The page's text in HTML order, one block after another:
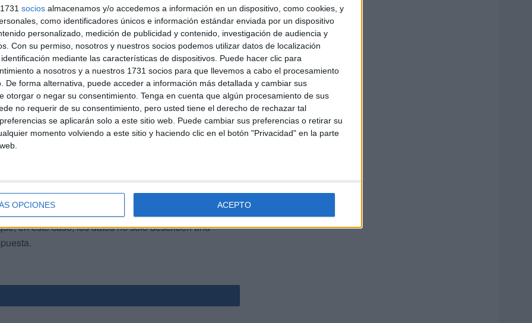
socios almacenamos y/o accedemos a información en un dispositivo, como cookies, y
como identificadores únicos e información estándar enviada por un dispositivo
personalizado, medición de publicidad y contenido, investigación de audiencia y
Con su permiso, nosotros y nuestros socios podemos utilizar datos de localización
mediante las características de dispositivos. Puede hacer clic para
a nosotros y a nuestros 1731 socios para que llevemos a cabo el procesamiento
De forma alternativa, puede acceder a información más detallada y cambiar sus
otorgar o negar su consentimiento. Tenga en cuenta que algún procesamiento de sus
no requerir de su consentimiento, pero usted tiene el derecho de rechazar tal
se aplicarán solo a este sitio web. Puede cambiar sus preferencias o retirar su
momento volviendo a este sitio y haciendo clic en el botón "Privacidad" en la parte
OPCIONES ACEPTO
apuntan en la dirección correcta, pero llegan algo
gestándose. La clave estará en su ejecución: en los
su impacto sobre el mercado.
diversificar su mercado. Depender casi
a largo plazo. Sin obra nueva, el sistema se agota
a la vivienda, estabilizar los precios y planificar el
en este caso, los datos no solo describen una